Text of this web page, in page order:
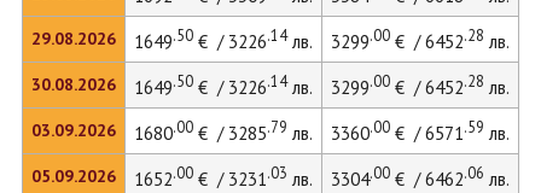
29.08.2026
30.08.2026
03.09.2026
05.09.2026
1649.50€ / 3226.14лв. 3299.00€ / 6452.28 лв.
1649.50€ / 3226.14лв. 3299.00€ / 6452.28 лв.
1680.00€ / 3285.79 лв. 3360.00€ / 6571.59 лв.
1652.00€ / 3231.03 лв. 3304.00€ / 6462.06 лв.